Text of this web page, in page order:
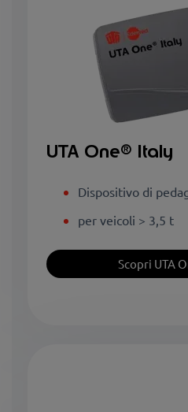
UTA One® Italy
Dispositivo di
per veicoli > 3,5 t
Scopri UTA